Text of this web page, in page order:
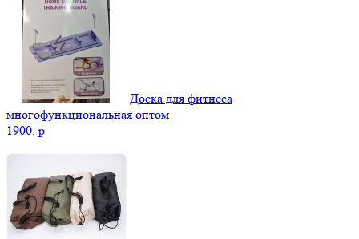
Доска для фитнеса
многофункциональная оптом
1900. p